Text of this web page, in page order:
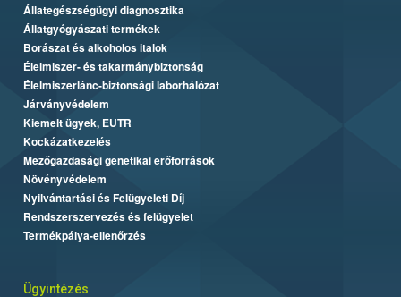
Állategészségügyi diagnosztika
Állatgyógyászati termékek
Borászat és alkoholos italok
Élelmiszer- és takarmánybiztonság
Élelmiszerlánc-biztonsági laborhálózat
Járványvédelem
Kiemelt ügyek, EUTR
Kockázatkezelés
Mezőgazdasági genetikai erőforrások
Növényvédelem
Nyilvántartási és Felügyeleti Díj
Rendszerszervezés és felügyelet
Termékpálya-ellenőrzés
Ügyintézés